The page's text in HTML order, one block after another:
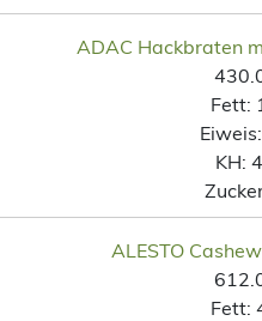
ADAC Hackbraten
Fett:
Eiweis:
KH:
ALESTO
Fett: